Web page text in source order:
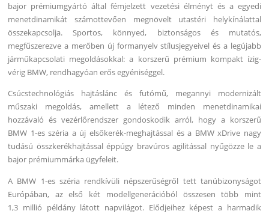
bajor prémiumgyártó által fémjelzett vezetési élményt és a egyedi
menetdinamikát számottevően megnövelt utastéri helykínálattal
összekapcsolja. Sportos, könnyed, biztonságos és mutatós,
megfűszerezve a merőben új formanyelv stílusjegyeivel és a legújabb
járműkapcsolati megoldásokkal: a korszerű prémium kompakt ízig-
vérig BMW, rendhagyóan erős egyéniséggel.
Csúcstechnológiás hajtáslánc és futómű, megannyi modernizált
műszaki megoldás, amellett a létező minden menetdinamikai
hozzávaló és vezérlőrendszer gondoskodik arról, hogy a korszerű
BMW 1-es széria a új elsőkerék-meghajtással és a BMW xDrive nagy
tudású összkerékhajtással éppúgy bravúros agilitással nyűgözze le a
bajor prémiummárka ügyfeleit.
A BMW 1-es széria rendkívüli népszerűségről tett tanúbizonyságot
Európában, az első két modellgenerációból összesen több mint
1,3 millió példány látott napvilágot. Elődjeihez képest a harmadik